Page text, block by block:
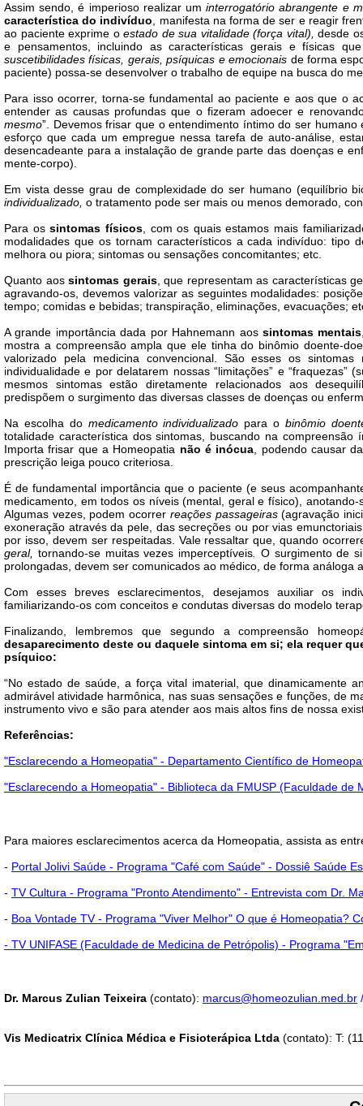
Assim sendo, é imperioso realizar uminterrogatório abrangente e
característica do indivíduo , manifesta na forma de ser e reagir
ao paciente exprime o estado de sua vitalidade (força vital), desde
e pensamentos, incluindo as características gerais e físicas
suscetibilidades físicas, gerais, psíquicas e emocionais de forma
paciente) possa-se desenvolver o trabalho de equipe na busca do
Para isso ocorrer, torna-se fundamental ao paciente e aos que o
entender as causas profundas que o fizeram adoecer e
mesmo”. Devemos frisar que o entendimento íntimo do ser
esforço que cada um empregue nessa tarefa de auto-análise,
desencadeante para a instalação de grande parte das doenças e
mente-corpo).
Em vista desse grau de complexidade do ser humano (equilíbrio
individualizado, o tratamento pode ser mais ou menos demorado,
Para ossintomas físicos, com os quais estamos mais
modalidades que os tornam característicos a cada indivíduo:
melhora ou piora; sintomas ou sensações concomitantes; etc.
Quanto aossintomas gerais, que representam as características
agravando-os, devemos valorizar as seguintes modalidades:
tempo; comidas e bebidas; transpiração, eliminações, evacuações;
A grande importância dada por Hahnemann aossintomas mentais
mostra a compreensão ampla que ele tinha do binômio doente-
valorizado pela medicina convencional. São esses os
individualidade e por delatarem nossas “limitações” e
mesmos sintomas estão diretamente relacionados aos
predispõem o surgimento das diversas classes de doenças ou
Na escolha do medicamento individualizado para o binômio
totalidade característica dos sintomas, buscando na
Importa frisar que a Homeopatia não é inócua , podendo causar
prescrição leiga pouco criteriosa.
É de fundamental importância que o paciente (e seus
medicamento, em todos os níveis (mental, geral e físico),
Algumas vezes, podem ocorrer reações passageiras(agravação
exoneração através da pele, das secreções ou por vias
por isso, devem ser respeitadas. Vale ressaltar que, quando
geral, tornando-se muitas vezes imperceptíveis
O surgimento de
prolongadas, devem ser comunicados ao médico, de forma
Com esses breves esclarecimentos, desejamos auxiliar os
familiarizando-os com conceitos e condutas diversas do modelo
Finalizando, lembremos que segundo a compreensão
desaparecimento deste ou daquele sintoma em si; ela requer
psíquico:
“No estado de saúde, a força vital imaterial, que dinamicamente
admirável atividade harmônica, nas suas sensações e funções, de
instrumento vivo e são para atender aos mais altos fins de nossa
Referências:
"Esclarecendo a Homeopatia" - Departamento Científico de
"Esclarecendo a Homeopatia" - Biblioteca da FMUSP (Faculdade
Para maiores esclarecimentos acerca da Homeopatia, assista as
- Portal Jolivi Saúde - Programa "Café com Saúde" - Dossiê Saúde
- TV Cultura - Programa "Pronto Atendimento" - Entrevista com Dr.
- Boa Vontade TV - Programa "Viver Melhor" O que é Homeopatia?
- TV UNIFASE (Faculdade de Medicina de Petrópolis) - Programa
Dr. Marcus Zulian Teixeira (contato): marcus@homeozulian.med.br
Vis Medicatrix Clínica Médica e Fisioterápica Ltda (contato): T: